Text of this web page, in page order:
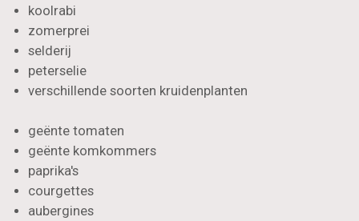
koolrabi
zomerprei
selderij
peterselie
verschillende soorten kruidenplanten
geënte tomaten
geënte komkommers
paprika's
courgettes
aubergines